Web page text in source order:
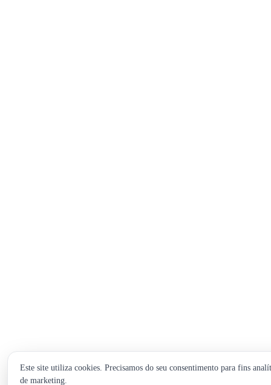
Este site utiliza cookies. Precisamos do seu consentimento para fins
de marketing.